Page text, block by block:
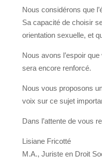
Nous considérons que
Sa capacité de choisir
orientation sexuelle, et
Nous avons l’espoir
sera encore renforcé.
Nous vous proposons
voix sur ce sujet
Dans l’attente de vous
Lisiane Fricotté
M.A., Juriste en Droit